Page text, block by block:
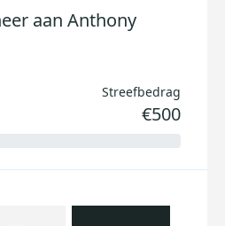
aan Anthony
Streefbedrag
€500